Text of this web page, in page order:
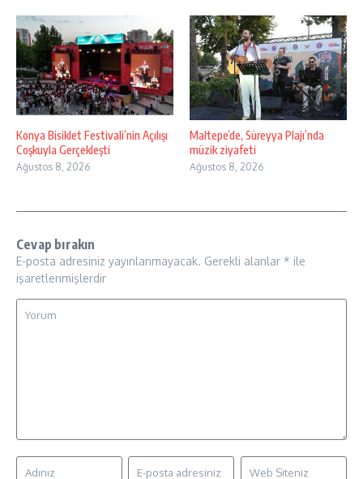
Konya Bisiklet Festivali’nin Açılışı
Coşkuyla Gerçekleşti
Ağustos 8, 2026
Maltepe’de, Süreyya Plajı’nda
müzik ziyafeti
Ağustos 8, 2026
Cevap bırakın
E-posta adresiniz yayınlanmayacak. Gerekli alanlar * ile
işaretlenmişlerdir